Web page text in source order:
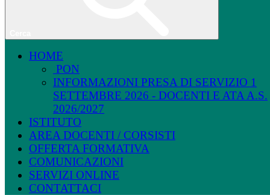
HOME
PON
INFORMAZIONI PRESA DI SERVIZIO 1
SETTEMBRE 2026 - DOCENTI E ATA A.S.
2026/2027
ISTITUTO
AREA DOCENTI / CORSISTI
OFFERTA FORMATIVA
COMUNICAZIONI
SERVIZI ONLINE
CONTATTACI